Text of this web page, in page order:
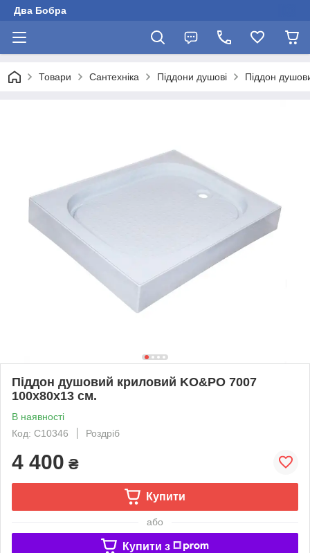
Два Бобра
Товари Сантехніка Піддони душові Піддон
Піддон душовий криловий KO&PO 7007
100х80х13 см.
В наявності
Код: С10346
Роздріб
4 400 ₴
Купити
або
Купити з